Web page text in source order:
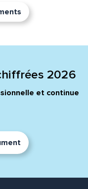
2026
et continue